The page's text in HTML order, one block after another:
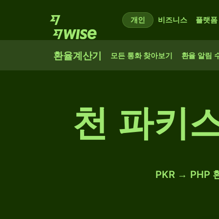
개인 비즈니스 플랫폼
환율계산기 모든 통화 찾아보기 환율 알림
천 파키
PKR → PHP